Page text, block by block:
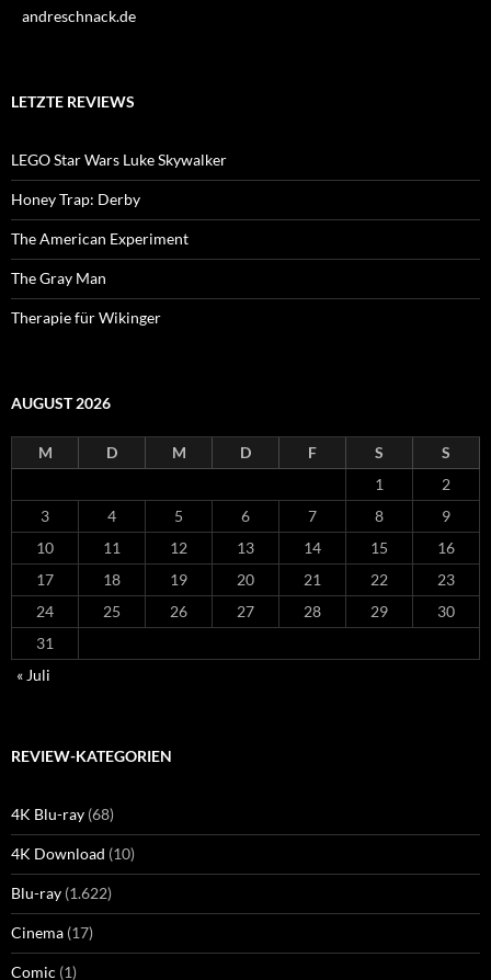
andreschnack.de
LETZTE REVIEWS
LEGO Star Wars Luke Skywalker
Honey Trap: Derby
The American Experiment
The Gray Man
Therapie für Wikinger
AUGUST 2026
M D M D F S
S
1
2
3
4 5 6 7 8
9
10
11 12 13 14 15
16
17
18 19 20 21 22
23
24
25 26 27 28 29
30
31
« Juli
REVIEW-KATEGORIEN
4K Blu-ray (68)
4K Download (10)
Blu-ray (1.622)
Cinema (17)
Comic (1)